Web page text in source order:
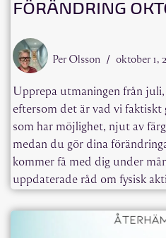
FÖRÄNDRING
Per Olsson oktober 1,
Upprepa utmaningen från
eftersom det är vad vi faktiskt
som har möjlighet, njut av
medan du gör dina
kommer få med dig under
uppdaterade råd om fysisk